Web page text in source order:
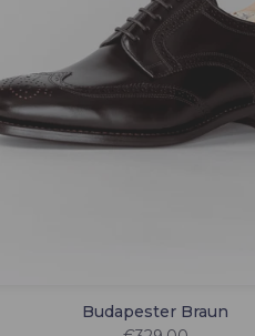
Budapester Braun